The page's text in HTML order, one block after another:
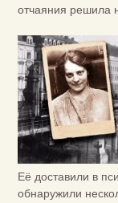
отчаяния решила
Её доставили в
обнаружили